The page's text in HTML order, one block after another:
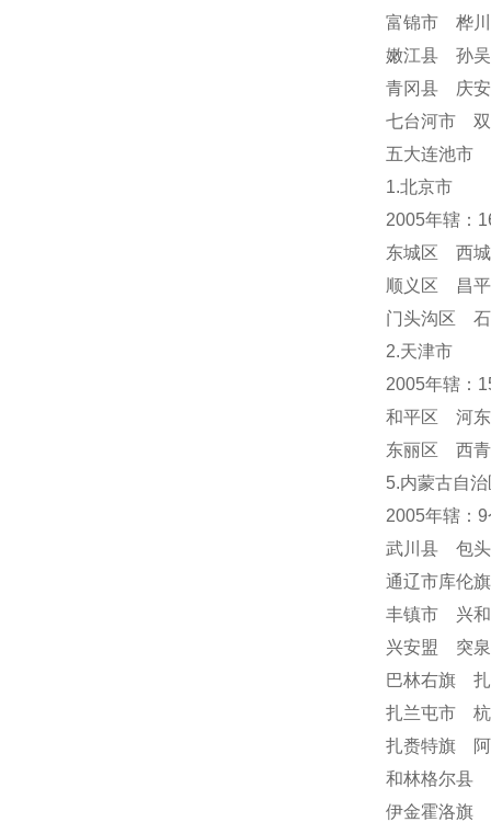
富锦市 桦
嫩江县 孙
青冈县 庆
七台河市
五大连池市
1.北京市
2005年辖：
东城区 西
顺义区 昌
门头沟区
2.天津市
2005年辖：
和平区 河
东丽区 西
5.内蒙古自治
2005年辖：
武川县 包
通辽市库
丰镇市 兴
兴安盟 突
巴林右旗
扎兰屯市
扎赉特旗
和林格尔县
伊金霍洛旗